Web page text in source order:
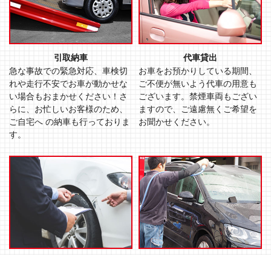
引取納車
急な事故での緊急対応、車検切
れや走行不安でお車が動かせな
い場合もおまかせください！さ
らに、お忙しいお客様のため、
ご自宅へ の納⾞も⾏っておりま
す。
代車貸出
お車をお預かりしている期間、
ご不便が無いよう代車の用意も
ございます。禁煙車両もござい
ますので、ご遠慮無くご希望を
お聞かせください。